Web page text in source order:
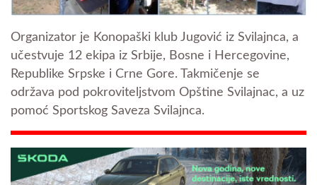
Organizator je Konopaški klub Jugović iz Svilajnca, a
učestvuje 12 ekipa iz Srbije, Bosne i Hercegovine,
Republike Srpske i Crne Gore. Takmičenje se
održava pod pokroviteljstvom Opštine Svilajnac, a uz
pomoć Sportskog Saveza Svilajnca.